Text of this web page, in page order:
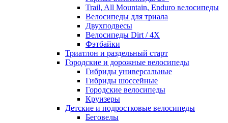
Trail, All Mountain, Enduro велосипеды
Велосипеды для триала
Двухподвесы
Велосипеды Dirt / 4X
Фэтбайки
Триатлон и раздельный старт
Городские и дорожные велосипеды
Гибриды универсальные
Гибриды шоссейные
Городские велосипеды
Круизеры
Детские и подростковые велосипеды
Беговелы